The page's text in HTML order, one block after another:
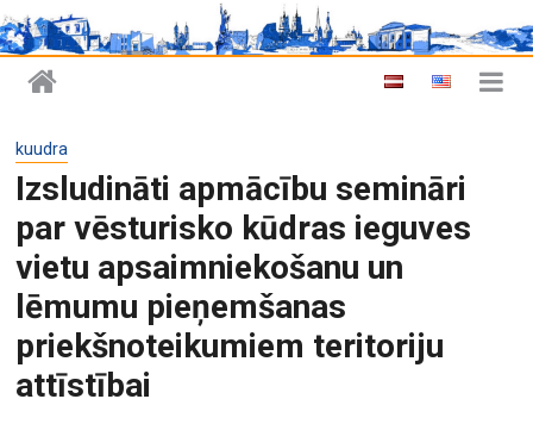
kuudra
Izsludināti apmācību semināri
par vēsturisko kūdras ieguves
vietu apsaimniekošanu un
lēmumu pieņemšanas
priekšnoteikumiem teritoriju
attīstībai